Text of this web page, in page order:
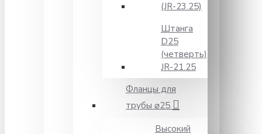
(JR-23.25)
Штанга
D25
(четверть)
JR-21.25
Фланцы для
трубы ⌀25
Высокий